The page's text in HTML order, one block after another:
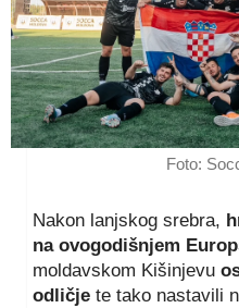
Foto:
Nakon lanjskog srebra,
na ovogodišnjem
moldavskom Kišinjevu
odličje te tako nastavili